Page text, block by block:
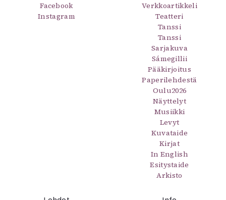
Facebook
Instagram
Verkkoartikkeli
Teatteri
Tanssi
Tanssi
Sarjakuva
Sámegillii
Pääkirjoitus
Paperilehdestä
Oulu2026
Näyttelyt
Musiikki
Levyt
Kuvataide
Kirjat
In English
Esitystaide
Arkisto